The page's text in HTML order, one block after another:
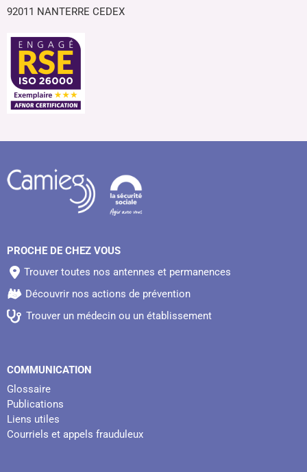
92011 NANTERRE CEDEX
PROCHE DE CHEZ VOUS
Trouver toutes nos antennes et permanences
Découvrir nos actions de prévention
Trouver un médecin ou un établissement
COMMUNICATION
Glossaire
Publications
Liens utiles
Courriels et appels frauduleux